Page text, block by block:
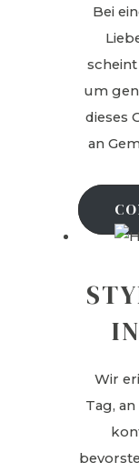
Bei
um
dieses
an
Wir
Tag,